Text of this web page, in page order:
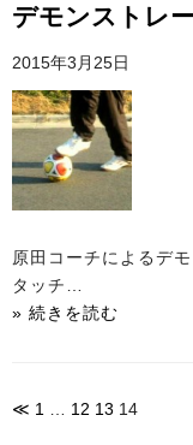
デモンストレ
2015年3月25日
原田コーチによるデ
タッチ…
» 続きを読む
≪ 1 … 12 13 14